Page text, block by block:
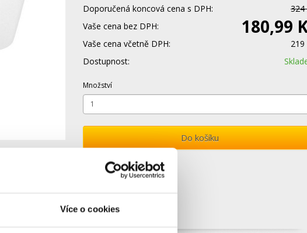
Více o cookies
Doporučená koncová cena s DPH:
324
Vaše cena bez DPH:
180,99
Vaše cena včetně DPH:
219
Dostupnost:
Množství
Do košíku